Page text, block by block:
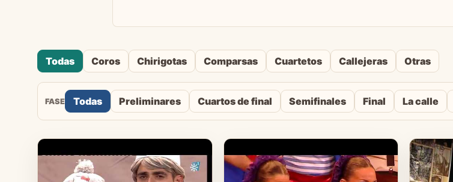
Todas Coros Chirigotas Comparsas Cuartetos Callejeras Otras
FASE Todas Preliminares Cuartos de final Semifinales Final La calle